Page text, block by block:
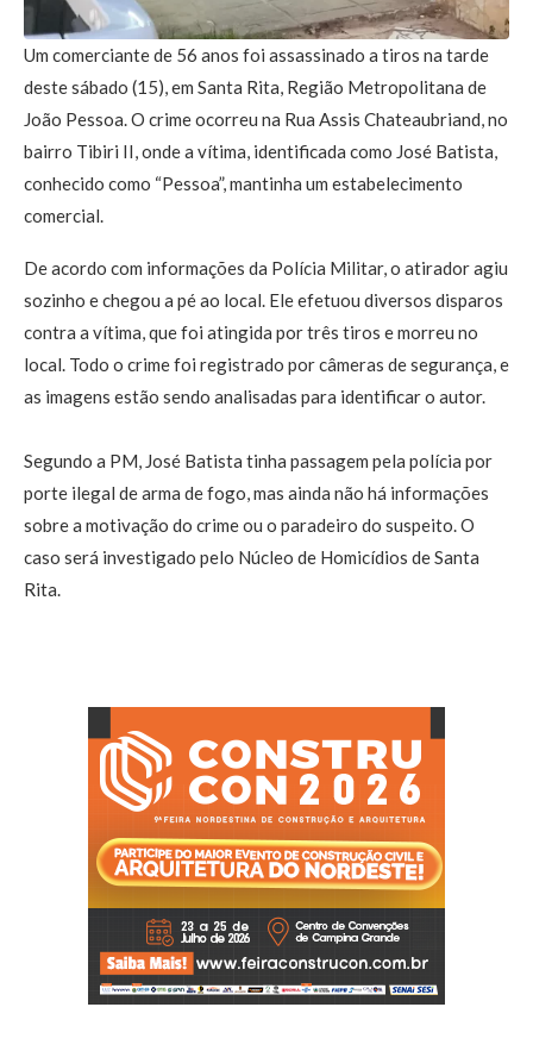
Um comerciante de 56 anos foi assassinado a tiros na tarde
deste sábado (15), em Santa Rita, Região Metropolitana de
João Pessoa. O crime ocorreu na Rua Assis Chateaubriand, no
bairro Tibiri II, onde a vítima, identificada como José Batista,
conhecido como “Pessoa”, mantinha um estabelecimento
comercial.
De acordo com informações da Polícia Militar, o atirador agiu
sozinho e chegou a pé ao local. Ele efetuou diversos disparos
contra a vítima, que foi atingida por três tiros e morreu no
local. Todo o crime foi registrado por câmeras de segurança, e
as imagens estão sendo analisadas para identificar o autor.
Segundo a PM, José Batista tinha passagem pela polícia por
porte ilegal de arma de fogo, mas ainda não há informações
sobre a motivação do crime ou o paradeiro do suspeito. O
caso será investigado pelo Núcleo de Homicídios de Santa
Rita.